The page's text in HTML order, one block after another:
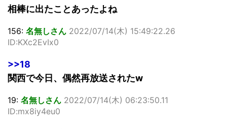
相棒に出たことあったよね
156: 名無しさん 2022/07/14(木) 15:49:22.26
ID:KXc2EvIx0
>>18
関西で今日、偶然再放送されたw
19: 名無しさん 2022/07/14(木) 06:23:50.11
ID:mx8iy4eu0